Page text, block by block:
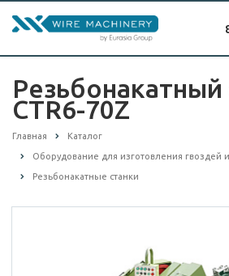
Резьбонакатный
CTR6-70Z
Главная Каталог
Оборудование для изготовления гвоздей
Резьбонакатные станки